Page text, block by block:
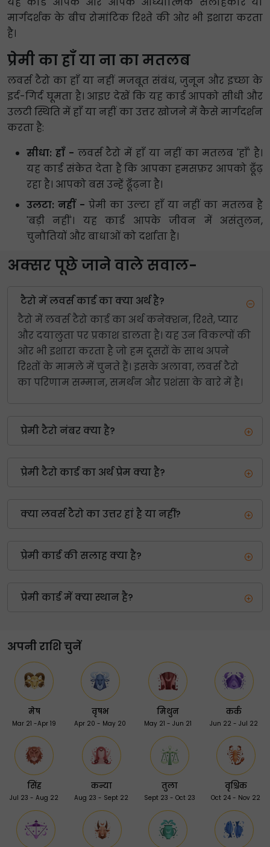
मार्गदर्शक के बीच रोमांटिक रिश्ते की ओर भी इशारा करता
है।
प्रेमी का हाँ या ना का मतलब
लवर्स टैरो का हाँ या नहीं मजबूत संबंध, जुनून और इच्छा के
इर्द-गिर्द घूमता है। आइए देखें कि यह कार्ड आपको सीधी और
उलटी स्थिति में हाँ या नहीं का उत्तर खोजने में कैसे मार्गदर्शन
करता है:
सीधा: हाँ - लवर्स टैरो में हाँ या नहीं का मतलब 'हाँ' है।
यह कार्ड संकेत देता है कि आपका हमसफ़र आपको ढूँढ़
रहा है। आपको बस उन्हें ढूँढ़ना है।
उलटा: नहीं - प्रेमी का उल्टा हाँ या नहीं का मतलब है
'बड़ी नहीं'। यह कार्ड आपके जीवन में असंतुलन,
चुनौतियों और बाधाओं को दर्शाता है।
अक्सर पूछे जाने वाले सवाल-
टैरो में लवर्स कार्ड का क्या अर्थ है?
टैरो में लवर्स टैरो कार्ड का अर्थ कनेक्शन, रिश्ते, प्यार
और दयालुता पर प्रकाश डालता है। यह उन विकल्पों की
ओर भी इशारा करता है जो हम दूसरों के साथ अपने
रिश्तों के मामले में चुनते हैं। इसके अलावा, लवर्स टैरो
का परिणाम सम्मान, समर्थन और प्रशंसा के बारे में है।
प्रेमी टैरो नंबर क्या है?
प्रेमी टैरो कार्ड का अर्थ प्रेम क्या है?
क्या लवर्स टैरो का उत्तर हां है या नहीं?
प्रेमी कार्ड की सलाह क्या है?
प्रेमी कार्ड में क्या स्थान है?
अपनी राशि चुनें
मेष
Mar 21 -Apr 19
वृषभ
Apr 20 - May 20
मिथुन
May 21 - Jun 21
कर्क
Jun 22 - Jul 22
सिंह
Jul 23 - Aug 22
कन्या
Aug 23 - Sept 22
तुला
Sept 23 - Oct 23
वृश्चिक
Oct 24 - Nov 22